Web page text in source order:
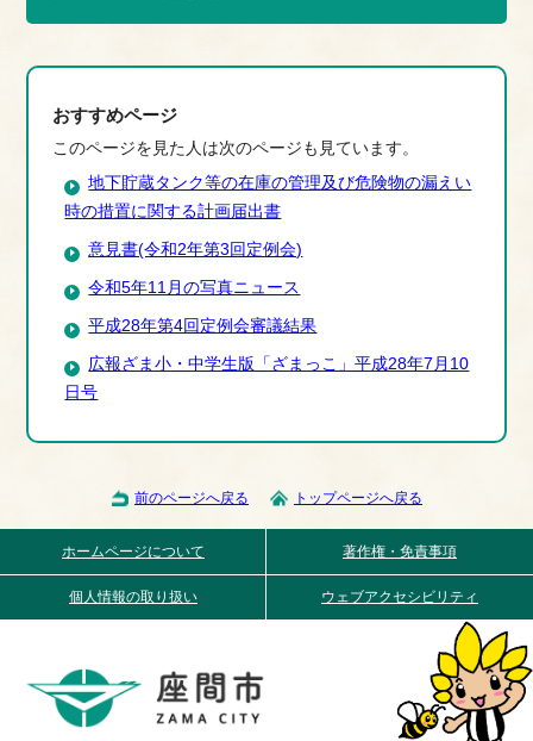
おすすめページ
このページを見た人は次のページも見ています。
地下貯蔵タンク等の在庫の管理及び危険物の漏えい
時の措置に関する計画届出書
意見書(令和2年第3回定例会)
令和5年11月の写真ニュース
平成28年第4回定例会審議結果
広報ざま小・中学生版「ざまっこ」平成28年7月10
日号
前のページへ戻る トップページへ戻る
ホームページについて 著作権・免責事項
個人情報の取り扱い ウェブアクセシビリティ